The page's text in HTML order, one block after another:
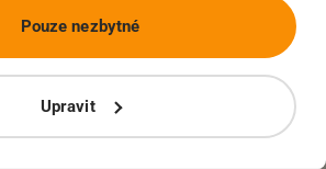
Upravit
Pouze nezbytné